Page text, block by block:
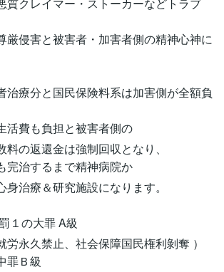
厳侵害と被害者・加害者側の精神心神に
療分と国民保険料系は加害側が全額負
活費も負担と被害者側の
の返還金は強制回収となり、
完治するまで精神病院か
治療＆研究施設になります。
１の大罪 A級
労永久禁止、社会保障国民権利剝奪 ）
罪Ｂ級